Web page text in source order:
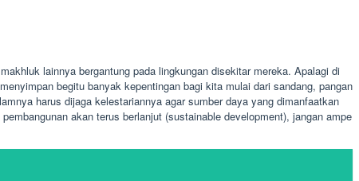
lainnya bergantung pada lingkungan disekitar mereka. Apalagi di
begitu banyak kepentingan bagi kita mulai dari sandang, pangan
harus dijaga kelestariannya agar sumber daya yang dimanfaatkan
akan terus berlanjut (sustainable development), jangan ampe